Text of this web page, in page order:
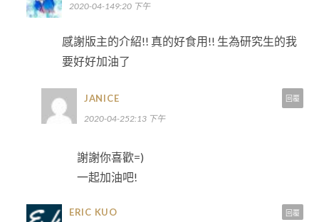
2020-04-149:20 下午
感謝版主的介紹!! 真的好食用!! 生為研究生的我
要好好加油了
JANICE
2020-04-252:13 下午
謝謝你喜歡=)
一起加油吧!
回覆
ERIC KUO 回覆